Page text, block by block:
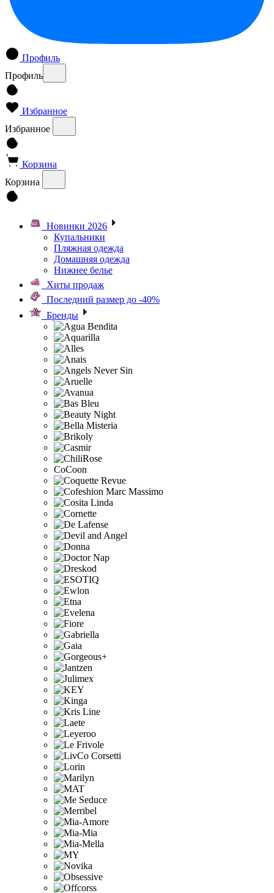
Профиль
Профиль
Избранное
Избранное
Корзина
Корзина
Новинки 2026
Купальники
Пляжная одежда
Домашняя одежда
Нижнее белье
Хиты продаж
Последний размер до -40%
Бренды
CoCoon